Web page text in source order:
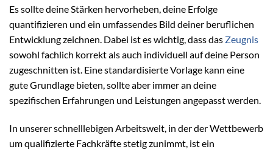
Es sollte deine Stärken hervorheben, deine Erfolge
quantifizieren und ein umfassendes Bild deiner beruflichen
Entwicklung zeichnen. Dabei ist es wichtig, dass das Zeugnis
sowohl fachlich korrekt als auch individuell auf deine Person
zugeschnitten ist. Eine standardisierte Vorlage kann eine
gute Grundlage bieten, sollte aber immer an deine
spezifischen Erfahrungen und Leistungen angepasst werden.
In unserer schnelllebigen Arbeitswelt, in der der Wettbewerb
um qualifizierte Fachkräfte stetig zunimmt, ist ein